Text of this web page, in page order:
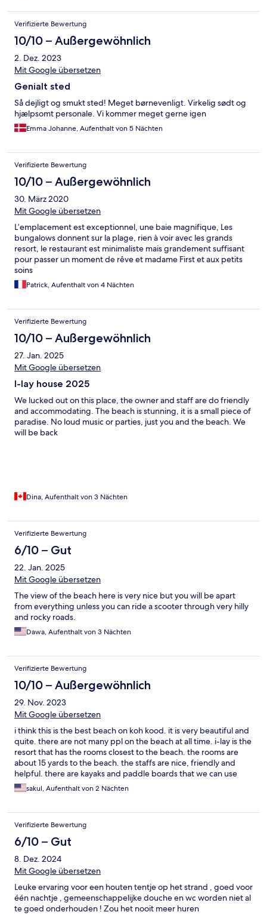
Verifizierte Bewertung
10/10 – Außergewöhnlich
2. Dez. 2023
Mit Google übersetzen
Genialt sted
Så dejligt og smukt sted! Meget børnevenligt. Virkelig sødt og
hjælpsomt personale. Vi kommer meget gerne igen
Emma Johanne, Aufenthalt von 5 Nächten
Verifizierte Bewertung
10/10 – Außergewöhnlich
30. März 2020
Mit Google übersetzen
L’emplacement est exceptionnel, une baie magnifique, Les
bungalows donnent sur la plage, rien à voir avec les grands
resort, le restaurant est minimaliste mais grandement suffisant
pour passer un moment de rêve et madame First et aux petits
soins
Patrick, Aufenthalt von 4 Nächten
Verifizierte Bewertung
10/10 – Außergewöhnlich
27. Jan. 2025
Mit Google übersetzen
I-lay house 2025
We lucked out on this place, the owner and staff are do friendly
and accommodating. The beach is stunning, it is a small piece of
paradise. No loud music or parties, just you and the beach. We
will be back
Dina, Aufenthalt von 3 Nächten
Verifizierte Bewertung
6/10 – Gut
22. Jan. 2025
Mit Google übersetzen
The view of the beach here is very nice but you will be apart
from everything unless you can ride a scooter through very hilly
and rocky roads.
Dawa, Aufenthalt von 3 Nächten
Verifizierte Bewertung
10/10 – Außergewöhnlich
29. Nov. 2023
Mit Google übersetzen
i think this is the best beach on koh kood. it is very beautiful and
quite. there are not many ppl on the beach at all time. i-lay is the
resort that has the rooms closest to the beach. the rooms are
about 15 yards to the beach. the staffs are nice, friendly and
helpful. there are kayaks and paddle boards that we can use
free of charge. we enjoy the stay and will definitely come back.
sakul, Aufenthalt von 2 Nächten
Verifizierte Bewertung
6/10 – Gut
8. Dez. 2024
Mit Google übersetzen
Leuke ervaring voor een houten tentje op het strand , goed voor
één nachtje , gemeenschappelijke douche en wc worden niet al
te goed onderhouden ! Zou het nooit meer huren